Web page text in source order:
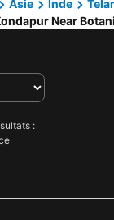
Asie Inde
Near
: